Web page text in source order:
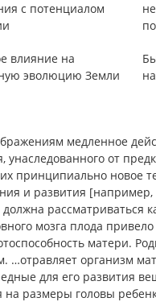
с потенциалом
влияние на
эволюцию Земли
медленное
от
принципиально новое
и развития
рассматриваться
мозга плода
матери.
…отравляет организм
для его развития
размеры головы